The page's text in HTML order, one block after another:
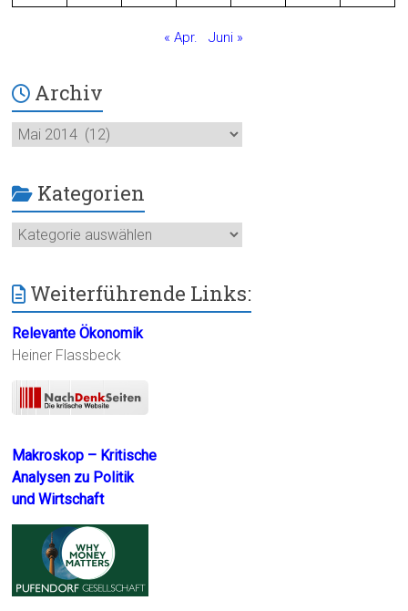
« Apr. Juni »
Archiv
Archiv
Kategorien
Kategorien
Weiterführende Links:
Relevante Ökonomik
Heiner Flassbeck
Makroskop – Kritische
Analysen zu Politik
und Wirtschaft